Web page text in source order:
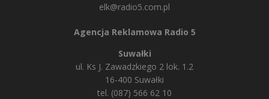
elk@radio5.com.pl
Agencja Reklamowa Radio 5
Suwałki
ul. Ks J. Zawadzkiego 2 lok. 1.2
16-400 Suwałki
tel. (087) 566 62 10